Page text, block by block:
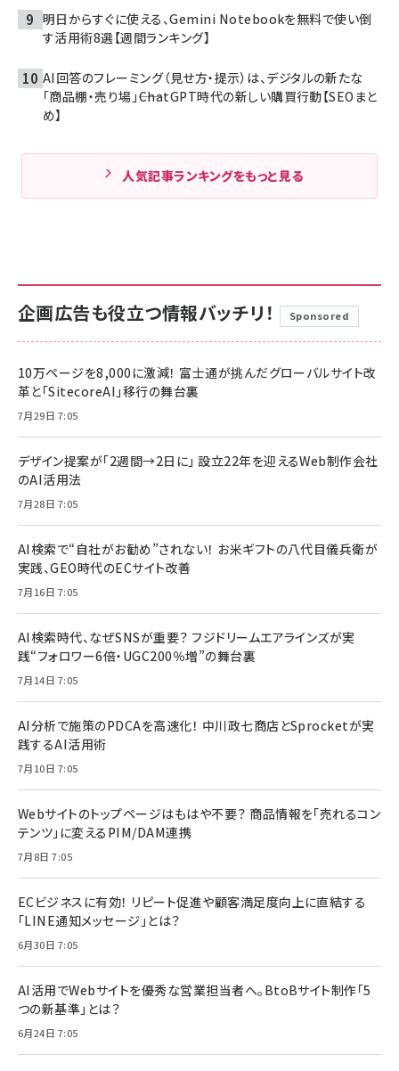
明日からすぐに使える、Gemini Notebookを無料で使い倒
す活用術8選【週間ランキング】
AI回答のフレーミング（見せ方・提示）は、デジタルの新たな
「商品棚・売り場」――ChatGPT時代の新しい購買行動【SEOまと
め】
人気記事ランキングをもっと見る
企画広告も役立つ情報バッチリ！ Sponsored
10万ページを8,000に激減！ 富士通が挑んだグローバルサイト改
革と「SitecoreAI」移行の舞台裏
7月29日 7:05
デザイン提案が「2週間→2日に」 設立22年を迎えるWeb制作会社
のAI活用法
7月28日 7:05
AI検索で“自社がお勧め”されない！ お米ギフトの八代目儀兵衛が
実践、GEO時代のECサイト改善
7月16日 7:05
AI検索時代、なぜSNSが重要？ フジドリームエアラインズが実
践“フォロワー6倍・UGC200％増”の舞台裏
7月14日 7:05
AI分析で施策のPDCAを高速化！ 中川政七商店とSprocketが実
践するAI活用術
7月10日 7:05
Webサイトのトップページはもはや不要？ 商品情報を「売れるコン
テンツ」に変えるPIM/DAM連携
7月8日 7:05
ECビジネスに有効！ リピート促進や顧客満足度向上に直結する
「LINE通知メッセージ」とは？
6月30日 7:05
AI活用でWebサイトを優秀な営業担当者へ。BtoBサイト制作「5
つの新基準」とは？
6月24日 7:05